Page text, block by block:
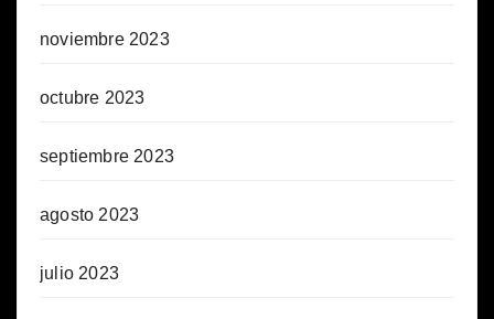
noviembre 2023
octubre 2023
septiembre 2023
agosto 2023
julio 2023